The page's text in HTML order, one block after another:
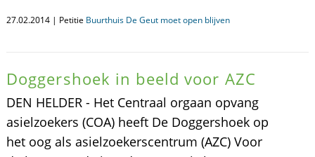
27.02.2014 | Petitie Buurthuis De Geut moet open blijven
Doggershoek in beeld voor AZC
DEN HELDER - Het Centraal orgaan opvang
asielzoekers (COA) heeft De Doggershoek op
het oog als asielzoekerscentrum (AZC) Voor